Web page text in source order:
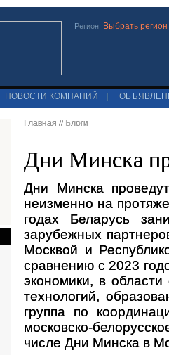
Регион: Выбрать регион
НОВОСТИ КОМПАНИЙ
Главная // Блоги
Дни Минска
Дни Минска
неизменно на
годах Беларусь
зарубежных
Москвой и
сравнению с 2023
экономики, в
технологий,
группа по
московско-
числе Дни Минска в